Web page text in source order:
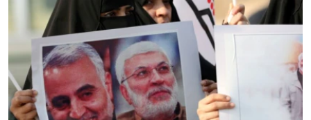
عمومي
لارښود
ته
لاړ
شئ
لټون
د بیان ازادي
روغتیا
سرمقاله
له مونږ سره په تماس کې پاتې شئ